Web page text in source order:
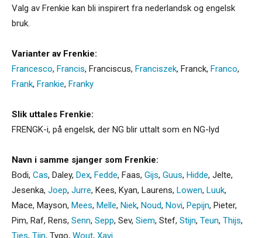
Valg av Frenkie kan bli inspirert fra nederlandsk og engelsk
bruk.
Varianter av Frenkie:
Francesco, Francis, Franciscus, Franciszek, Franck, Franco,
Frank, Frankie, Franky
Slik uttales Frenkie:
FRENGK-i, på engelsk, der NG blir uttalt som en NG-lyd
Navn i samme sjanger som Frenkie:
Bodi, Cas, Daley, Dex, Fedde, Faas, Gijs, Guus, Hidde, Jelte,
Jesenka, Joep, Jurre, Kees, Kyan, Laurens, Lowen, Luuk,
Mace, Mayson, Mees, Melle, Niek, Noud, Novi, Pepijn, Pieter,
Pim, Raf, Rens, Senn, Sepp, Sev, Siem, Stef, Stijn, Teun, Thijs,
Ties, Tijn, Tygo, Wout, Xavi